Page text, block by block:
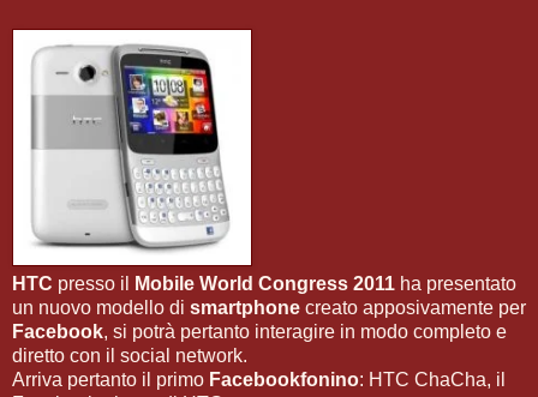
HTC presso il Mobile World Congress 2011 ha presentato
un nuovo modello di smartphone creato apposivamente per
Facebook, si potrà pertanto interagire in modo completo e
diretto con il social network.
Arriva pertanto il primo Facebookfonino: HTC ChaCha, il